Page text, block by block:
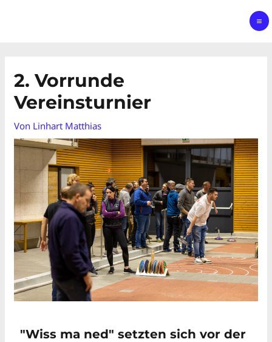
2. Vorrunde
Vereinsturnier
Von Linhart Matthias
"Wiss ma ned" setzten sich vor der